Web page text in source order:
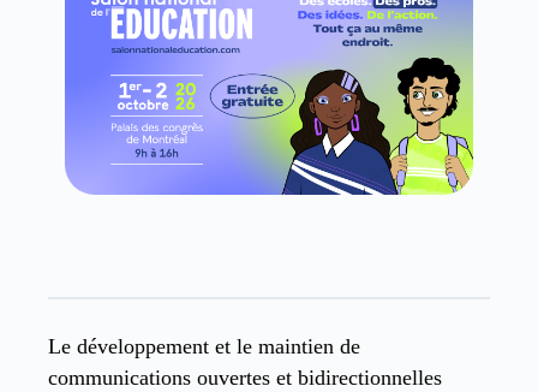
Le développement et le maintien de
communications ouvertes et bidirectionnelles